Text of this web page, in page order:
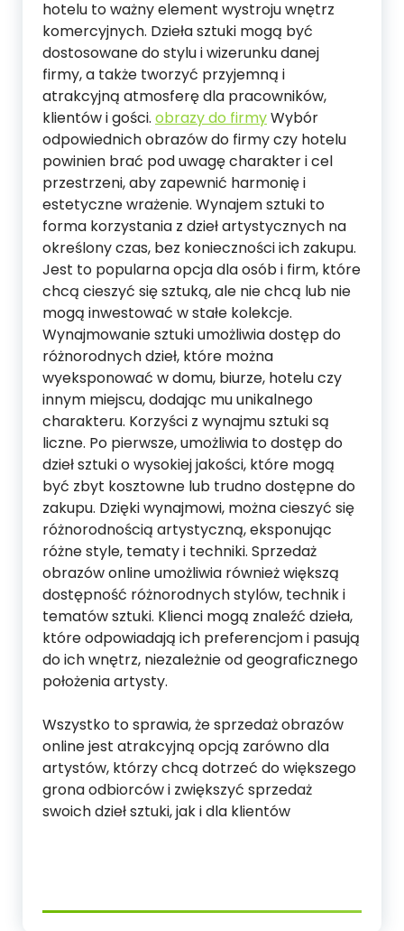
hotelu to ważny element wystroju wnętrz
komercyjnych. Dzieła sztuki mogą być
dostosowane do stylu i wizerunku danej
firmy, a także tworzyć przyjemną i
atrakcyjną atmosferę dla pracowników,
klientów i gości. obrazy do firmyWybór
odpowiednich obrazów do firmy czy hotelu
powinien brać pod uwagę charakter i cel
przestrzeni, aby zapewnić harmonię i
estetyczne wrażenie. Wynajem sztuki to
forma korzystania z dzieł artystycznych na
określony czas, bez konieczności ich zakupu.
Jest to popularna opcja dla osób i firm, które
chcą cieszyć się sztuką, ale nie chcą lub nie
mogą inwestować w stałe kolekcje.
Wynajmowanie sztuki umożliwia dostęp do
różnorodnych dzieł, które można
wyeksponować w domu, biurze, hotelu czy
innym miejscu, dodając mu unikalnego
charakteru. Korzyści z wynajmu sztuki są
liczne. Po pierwsze, umożliwia to dostęp do
dzieł sztuki o wysokiej jakości, które mogą
być zbyt kosztowne lub trudno dostępne do
zakupu. Dzięki wynajmowi, można cieszyć się
różnorodnością artystyczną, eksponując
różne style, tematy i techniki. Sprzedaż
obrazów online umożliwia również większą
dostępność różnorodnych stylów, technik i
tematów sztuki. Klienci mogą znaleźć dzieła,
które odpowiadają ich preferencjom i pasują
do ich wnętrz, niezależnie od geograficznego
położenia artysty.
Wszystko to sprawia, że sprzedaż obrazów
online jest atrakcyjną opcją zarówno dla
artystów, którzy chcą dotrzeć do większego
grona odbiorców i zwiększyć sprzedaż
swoich dzieł sztuki, jak i dla klientów